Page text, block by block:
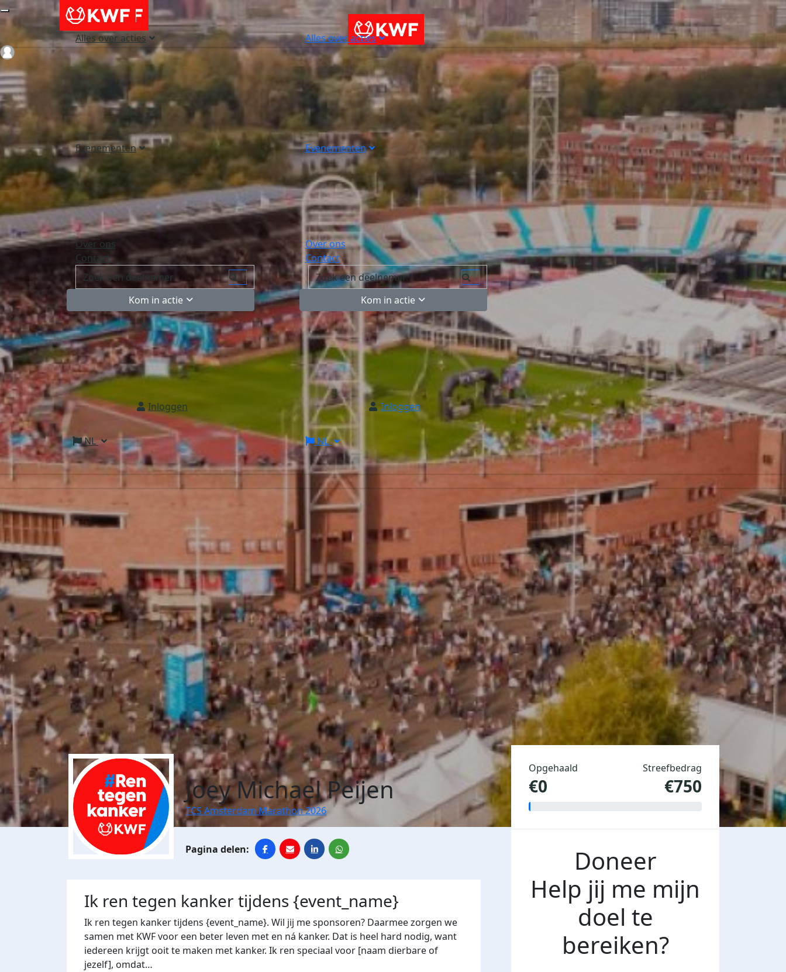
Alles over acties
Evenementen
Over ons
Contact
Kom in actie
Inloggen
NL
Alles over acties
Evenementen
Over ons
Contact
Kom in actie
Inloggen
NL
Login
Joey Michael Peijen
TCS Amsterdam Marathon 2026
Ik ren tegen kanker tijdens {event_name}
Ik ren tegen kanker tijdens {event_name}. Wil jij me sponsoren? Daarmee zorgen we
samen met KWF voor een beter leven met en ná kanker. Dat is heel hard nodig, want
iedereen krijgt ooit te maken met kanker. Ik ren speciaal voor [naam dierbare of
jezelf], omdat…
Opgehaald
€0
Streefbedrag
€750
Doneer
Help jij me mijn
doel te
bereiken?